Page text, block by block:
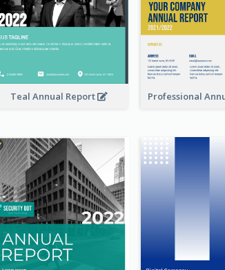
Teal Annual Report